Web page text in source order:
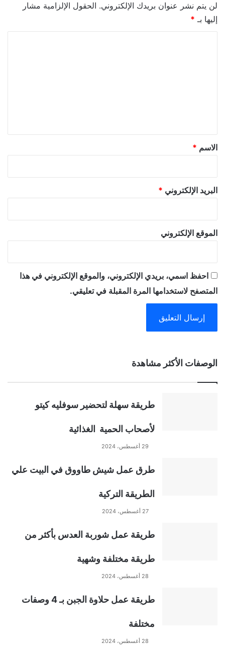
لن يتم نشر عنوان بريدك الإلكتروني. الحقول الإلزامية مشار
إليها بـ *
*
الاسم *
البريد الإلكتروني *
الموقع الإلكتروني
احفظ اسمي، بريدي الإلكتروني، والموقع الإلكتروني في هذا
المتصفح لاستخدامها المرة المقبلة في تعليقي.
lالوصفات الأكثر مشاهدة
طريقة سهلة لتحضير سوفليه كيتو
لأصحاب الحمية الغذائية
29 أغسطس، 2024
طرق عمل شيش طاووق في البيت علي
الطريقة التركية
27 أغسطس، 2024
طريقة عمل شوربة العدس بأكثر من
طريقة مختلفة وشهية
28 أغسطس، 2024
طريقة عمل حلاوة الجبن بـ 4 وصفات
مختلفة
28 أغسطس، 2024